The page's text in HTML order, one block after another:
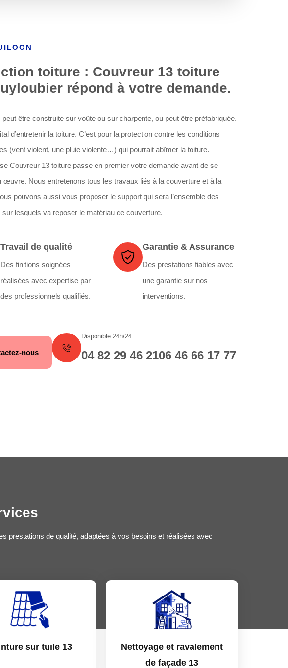
toiture : Couvreur 13 toiture
répond à votre demande.
peut être construite sur voûte ou sur charpente, ou peut être préfabriquée.
d’entretenir la toiture. C’est pour la protection contre les conditions
(vent violent, une pluie violente…) qui pourrait abîmer la toiture.
Couvreur 13 toiture passe en premier votre demande avant de se
œuvre. Nous entretenons tous les travaux liés à la couverture et à la
pouvons aussi vous proposer le support qui sera l’ensemble des
sur lesquels va reposer le matériau de couverture.
Travail de qualité
Des finitions soignées
réalisées avec expertise par
des professionnels qualifiés.
Garantie & Assurance
Des prestations fiables avec
une garantie sur nos
interventions.
nous
Disponible 24h/24
04 82 29 46 2106 46 66 17 77
prestations de qualité, adaptées à vos besoins et réalisées avec
sur tuile 13
Nettoyage et ravalement
de façade 13